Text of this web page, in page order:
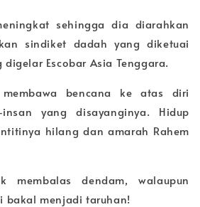
sehingga dia diarahkan
sindiket dadah yang diketuai
Escobar Asia Tenggara.
bencana ke atas diri
yang disayanginya. Hidup
hilang dan amarah Rahem
membalas dendam, walaupun
bakal menjadi taruhan!